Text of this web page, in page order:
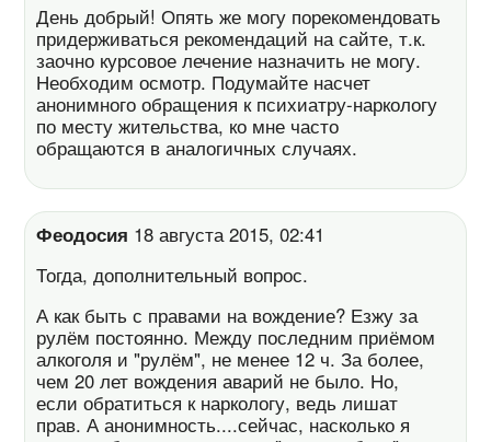
День добрый! Опять же могу порекомендовать
придерживаться рекомендаций на сайте, т.к.
заочно курсовое лечение назначить не могу.
Необходим осмотр. Подумайте насчет
анонимного обращения к психиатру-наркологу
по месту жительства, ко мне часто
обращаются в аналогичных случаях.
Феодосия 18 августа 2015, 02:41
Тогда, дополнительный вопрос.
А как быть с правами на вождение? Езжу за
рулём постоянно. Между последним приёмом
алкоголя и "рулём", не менее 12 ч. За более,
чем 20 лет вождения аварий не было. Но,
если обратиться к наркологу, ведь лишат
прав. А анонимность....сейчас, насколько я